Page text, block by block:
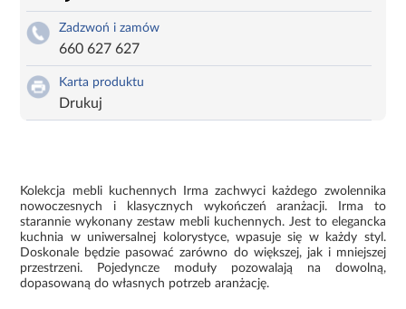
Zadzwoń i zamów
660 627 627
Karta produktu
Drukuj
Kolekcja mebli kuchennych Irma zachwyci każdego zwolennika
nowoczesnych i klasycznych wykończeń aranżacji. Irma to
starannie wykonany zestaw mebli kuchennych. Jest to elegancka
kuchnia w uniwersalnej kolorystyce, wpasuje się w każdy styl.
Doskonale będzie pasować zarówno do większej, jak i mniejszej
przestrzeni. Pojedyncze moduły pozowalają na dowolną,
dopasowaną do własnych potrzeb aranżację.